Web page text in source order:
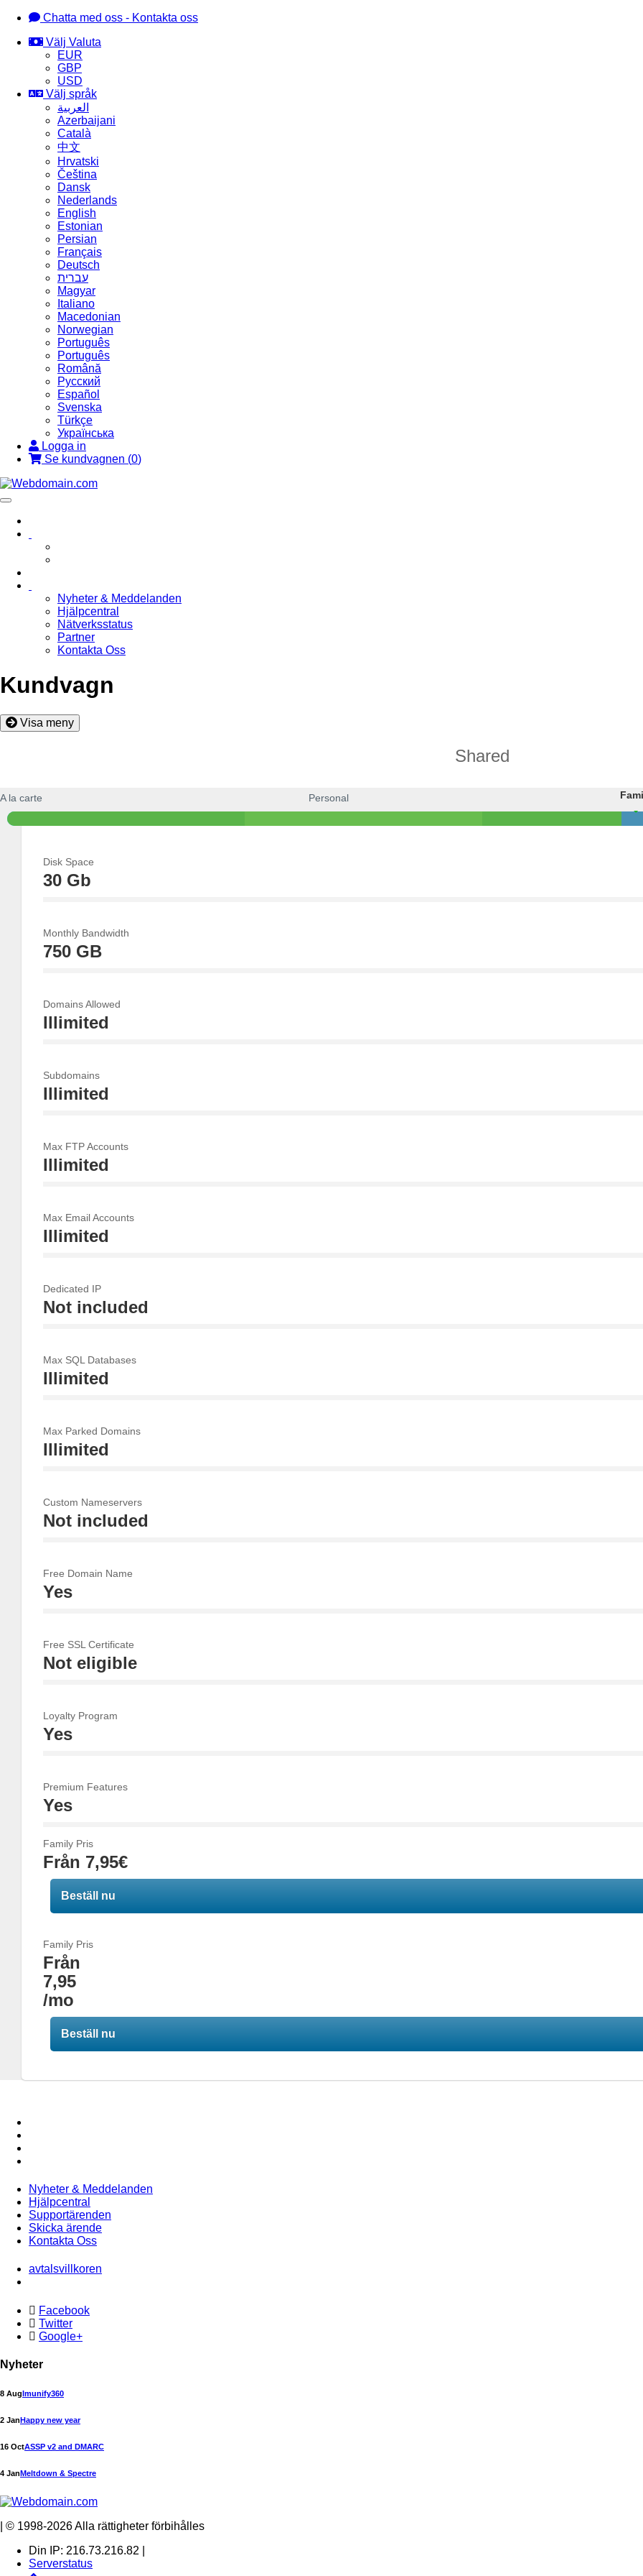
Chatta med oss - Kontakta oss
Välj Valuta
EUR
GBP
USD
Välj språk
العربية
Azerbaijani
Català
中文
Hrvatski
Čeština
Dansk
Nederlands
English
Estonian
Persian
Français
Deutsch
עברית
Magyar
Italiano
Macedonian
Norwegian
Português
Português
Română
Русский
Español
Svenska
Türkçe
Українська
Logga in
Se kundvagnen (0)
Toggle
navigation
Nyheter & Meddelanden
Hjälpcentral
Nätverksstatus
Partner
Kontakta Oss
Kundvagn
Visa meny
Shared
A la carte Personal
Disk Space
30 Gb
Monthly Bandwidth
750 GB
Domains Allowed
Illimited
Subdomains
Illimited
Max FTP Accounts
Illimited
Max Email Accounts
Illimited
Dedicated IP
Not included
Max SQL Databases
Illimited
Max Parked Domains
Illimited
Custom Nameservers
Not included
Free Domain Name
Yes
Free SSL Certificate
Not eligible
Loyalty Program
Yes
Premium Features
Yes
Complete
Family Pris
Från 7,95€
Beställ nu
Family Pris
Från
7,95
/mo
Beställ nu
Nyheter & Meddelanden
Hjälpcentral
Supportärenden
Skicka ärende
Kontakta Oss
avtalsvillkoren
Facebook
Twitter
Google+
Nyheter
8 AugImunify360
2 JanHappy new year
16 OctASSP v2 and DMARC
4 JanMeltdown & Spectre
| © 1998-2026 Alla rättigheter förbihålles
Din IP: 216.73.216.82 |
Serverstatus